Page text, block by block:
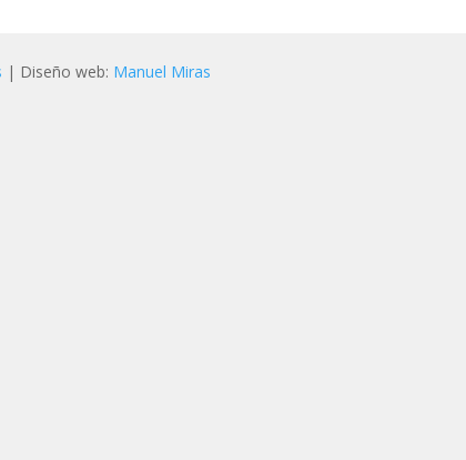
| Diseño web: Manuel Miras